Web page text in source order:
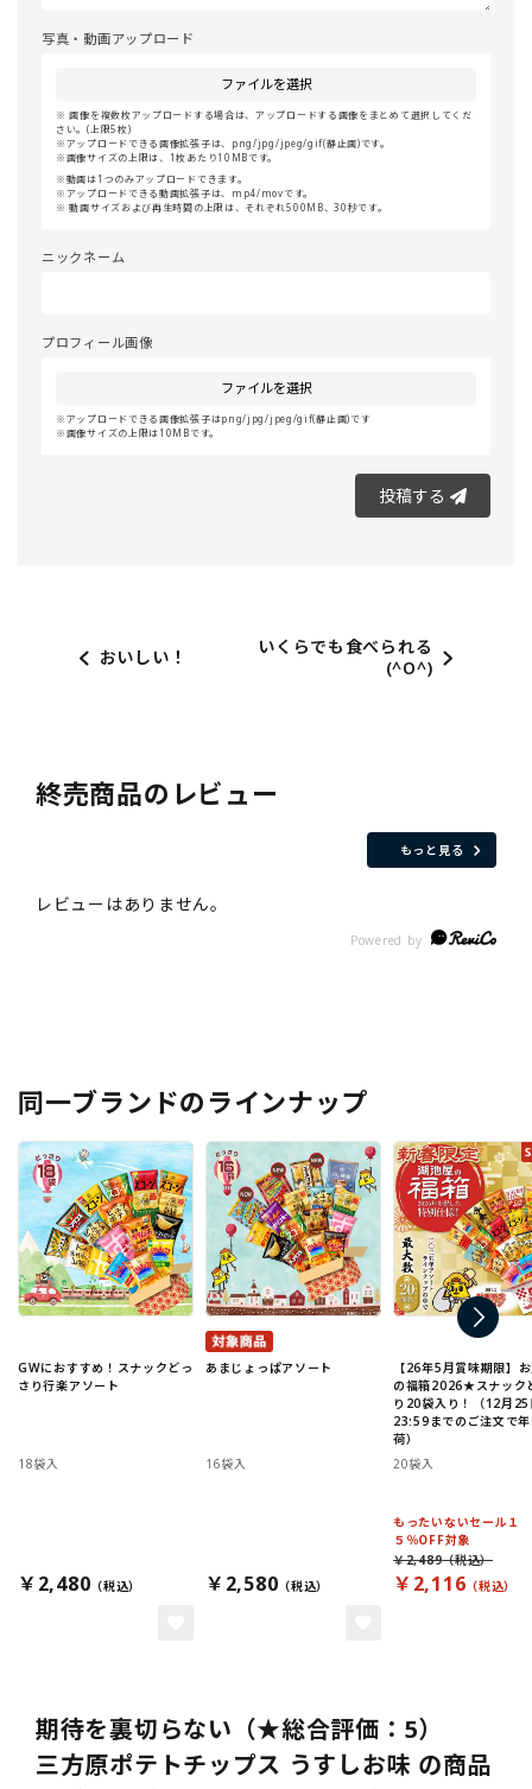
写真・動画アップロード
ファイルを選択
画像を複数枚アップロードする場合は、アップロードする画像をまとめて選択してくだ
さい。(上限5枚)
アップロードできる画像拡張子は、png/jpg/jpeg/gif(静止画)です。
画像サイズの上限は、1枚あたり10MBです。
動画は1つのみアップロードできます。
アップロードできる動画拡張子は、mp4/movです。
動画サイズおよび再生時間の上限は、それぞれ500MB、30秒です。
ニックネーム
プロフィール画像
ファイルを選択
アップロードできる画像拡張子はpng/jpg/jpeg/gif(静止画)です
画像サイズの上限は10MBです。
投稿する
おいしい！
いくらでも食べられる
(^O^)
終売商品のレビュー
もっと見る
同一ブランドのラインナップ
GWにおすすめ！スナックどっ
さり行楽アソート
18袋入
￥2,480
あまじょっぱアソート
16袋入
￥2,580
【26年5月賞味期限】
の福箱2026★スナック
り20袋入り！（12月25
23:59までのご注文で
荷）
20袋入
もったいないセール１
５％OFF対象
￥2,116
￥2,489
期待を裏切らない（★総合評価：5）
三方原ポテトチップス うすしお味 の商品